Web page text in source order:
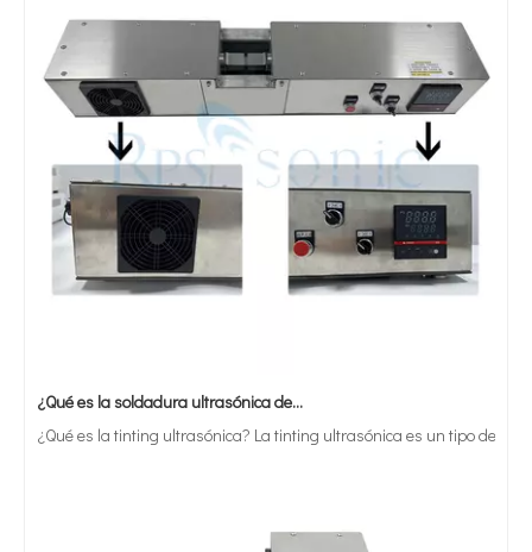
¿Qué es la tinting ultrasónica? La tinting ultrasónica es un tipo de